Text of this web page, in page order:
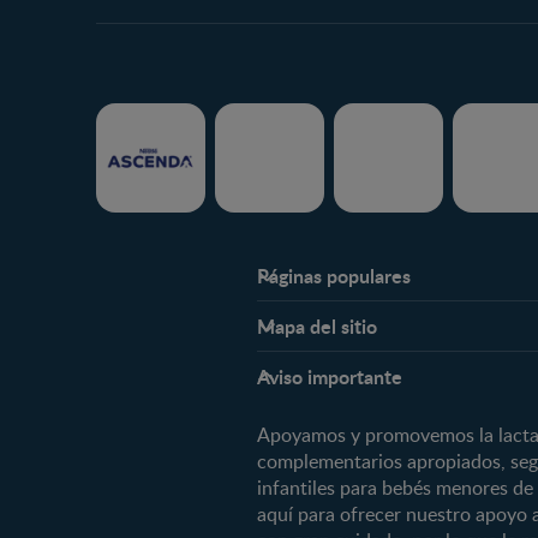
Páginas populares
Expertos en Nutrición
Preguntas Frecuentes
¿Quiénes somos?
Mapa del sitio
Preconcepción
Embarazo
Posparto
0 a 4 meses
Aviso importante
Apoyamos y promovemos la
complementarios apropiados,
infantiles para bebés menores
aquí para ofrecer nuestro apoyo